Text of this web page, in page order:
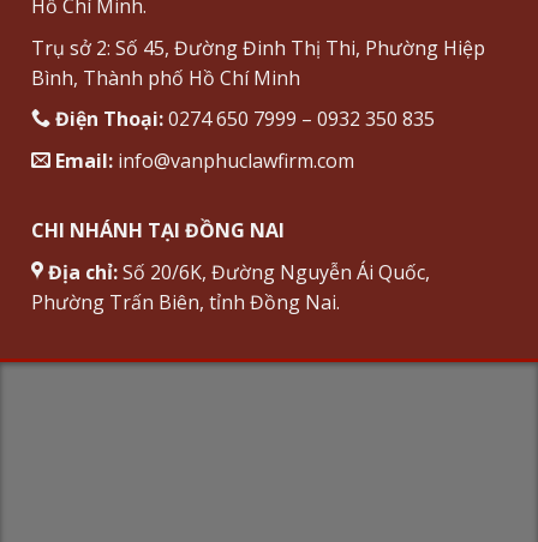
Hồ Chí Minh.
Trụ sở 2: Số 45, Đường Đinh Thị Thi, Phường Hiệp
Bình, Thành phố Hồ Chí Minh
Điện Thoại:0274 650 7999 – 0932 350 835
Email: info@vanphuclawfirm.com
CHI NHÁNH TẠI ĐỒNG NAI
Địa chỉ:Số 20/6K, Đường Nguyễn Ái Quốc,
Phường Trấn Biên, tỉnh Đồng Nai.